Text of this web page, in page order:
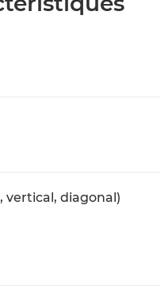
vertical, diagonal)